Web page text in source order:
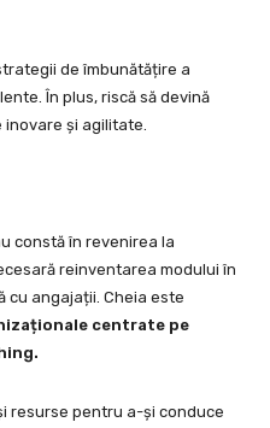
de îmbunătățire a
În plus, riscă să devină
și agilitate.
constă în revenirea la
reinventarea modului în
cu angajații. Cheia este
centrate pe
resurse pentru a-și conduce